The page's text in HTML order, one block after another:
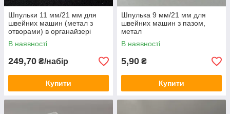
Шпульки 11 мм/21 мм для
швейних машин (метал з
отворами) в органайзері
В наявності
249,70 ₴/набір
Купити
Шпулька 9 мм/21 мм для
швейних машин з пазом,
метал
В наявності
5,90 ₴
Купити